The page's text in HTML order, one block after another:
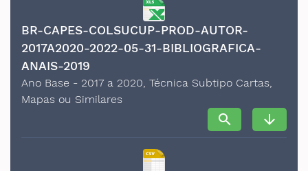
BR-CAPES-COLSUCUP-PROD-AUTOR-
2017A2020-2022-05-31-BIBLIOGRAFICA-
ANAIS-2019
Ano Base - 2017 a 2020, Técnica Subtipo Cartas,
Mapas ou Similares
search arrow_downward